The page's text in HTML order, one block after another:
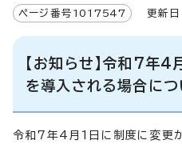
ページ番号 1017547 更新日
【お知らせ】令和7年
を導入される場合につ
令和7年4月1日に制度に変更が